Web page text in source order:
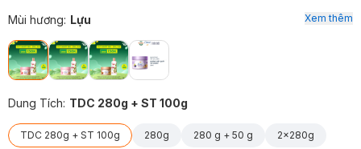
Mùi hương: Lựu
Dung Tích: TDC 280g + ST 100g
TDC 280g + ST 100g 280g 280 g + 50 g 2x280g
Xem thêm